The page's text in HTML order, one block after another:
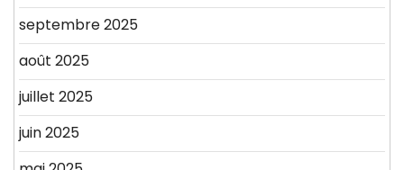
septembre 2025
août 2025
juillet 2025
juin 2025